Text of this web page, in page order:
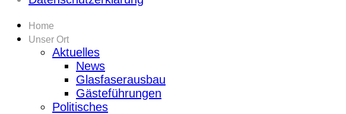
Home
Unser Ort
Aktuelles
News
Glasfaserausbau
Gästeführungen
Politisches